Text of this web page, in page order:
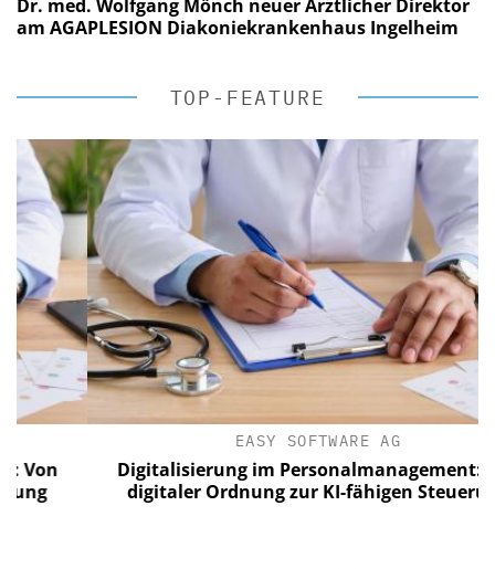
Dr. med. Wolfgang Mönch neuer Ärztlicher Direktor
am AGAPLESION Diakoniekrankenhaus Ingelheim
TOP-FEATURE
EASY SOFTWARE AG
Digitalisierung im Personalmanagement: Von
digitaler Ordnung zur KI-fähigen Steuerung